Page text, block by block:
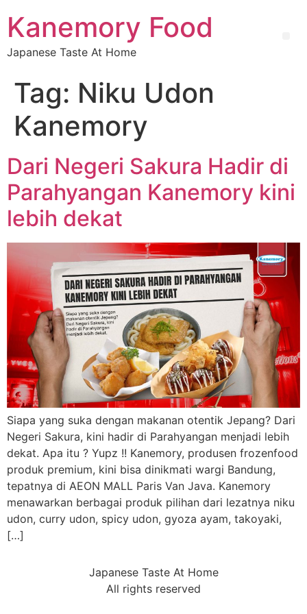
Kanemory Food
Japanese Taste At Home
Tag: Niku Udon
Kanemory
Dari Negeri Sakura Hadir di
Parahyangan Kanemory kini
lebih dekat
Siapa yang suka dengan makanan otentik Jepang? Dari
Negeri Sakura, kini hadir di Parahyangan menjadi lebih
dekat. Apa itu ? Yupz !! Kanemory, produsen frozenfood
produk premium, kini bisa dinikmati wargi Bandung,
tepatnya di AEON MALL Paris Van Java. Kanemory
menawarkan berbagai produk pilihan dari lezatnya niku
udon, curry udon, spicy udon, gyoza ayam, takoyaki,
[…]
Japanese Taste At Home
All rights reserved